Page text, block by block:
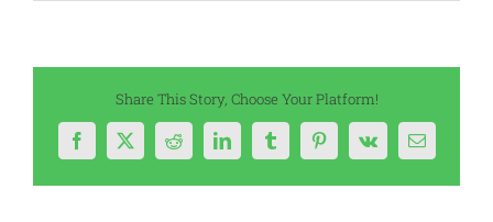
Share This Story, Choose Your Platform!
Facebook
X RedditLinkedInTumblrPinterest
Vk Email